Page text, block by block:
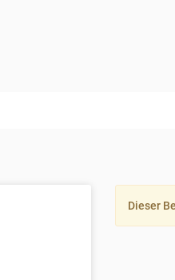
Dieser